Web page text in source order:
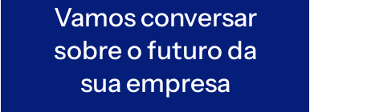
Vamos conversar
sobre o futuro da
sua empresa